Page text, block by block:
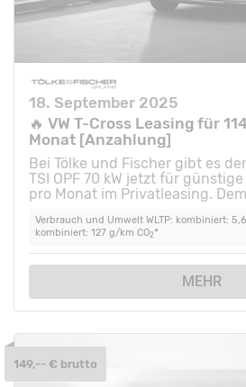
18. September 2025
🔥 VW T-Cross Leasing für
Monat [Anzahlung]
Bei Tölke und Fischer gibt es
TSI OPF 70 kW jetzt für
pro Monat im Privatleasing.
Verbrauch und Umwelt WLTP: kombiniert:
kombiniert: 127 g/km CO2*
MEHR
149,-- € brutto